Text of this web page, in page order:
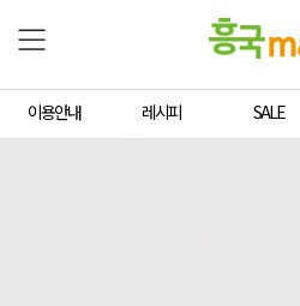
이용안내 레시피 SALE